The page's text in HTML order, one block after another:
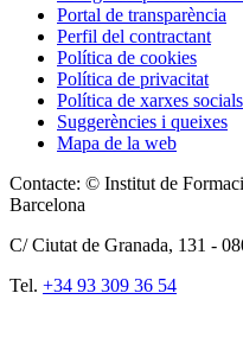
Portal de transparència
Perfil del contractant
Política de cookies
Política de privacitat
Política de xarxes socials
Suggerències i queixes
Mapa de la web
Contacte: © Institut de
Barcelona
C/ Ciutat de Granada, 131 -
Tel. +34 93 309 36 54